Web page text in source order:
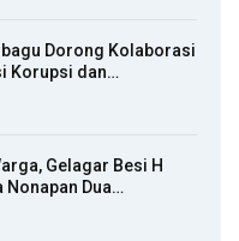
Dorong Kolaborasi
Korupsi dan…
Gelagar Besi H
Nonapan Dua…